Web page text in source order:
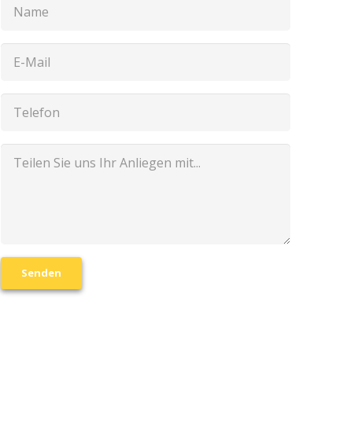
Senden